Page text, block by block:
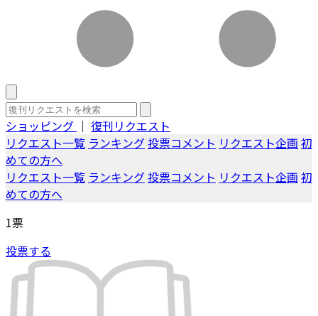
ショッピング ｜ 復刊リクエスト
リクエスト一覧 ランキング投票コメント リクエスト企画 初
めての方へ
リクエスト一覧 ランキング投票コメント リクエスト企画 初
めての方へ
1票
投票する